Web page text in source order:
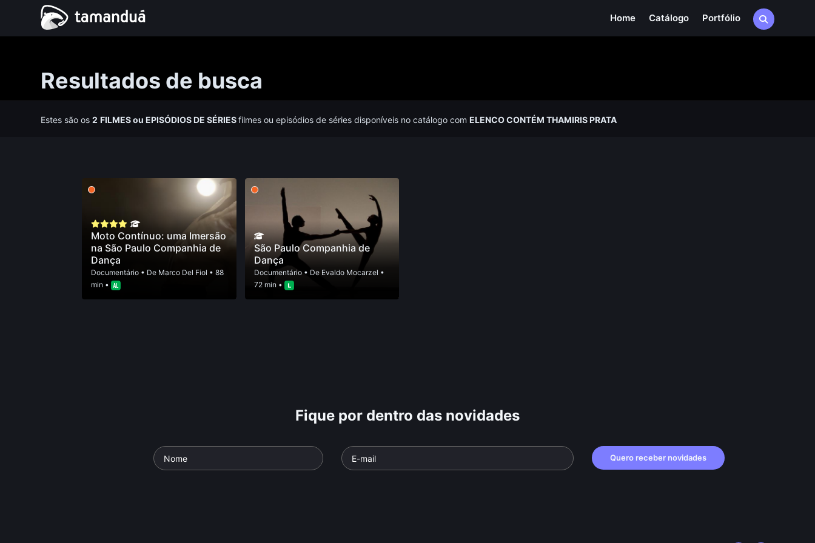
Home Catálogo Portfólio
Resultados de busca
Estes são os2 FILMESou EPISÓDIOS DE SÉRIESfilmes ou episódios de séries disponíveis no catálogo comELENCO CONTÉM THAMIRIS PRATA
Moto Contínuo: uma Imersão
na São Paulo Companhia de
Dança
Documentário• De Marco Del Fiol • 88
min •
São Paulo Companhia de
Dança
Documentário• De Evaldo Mocarzel •
72 min •
Fique por dentro das novidades
Quero receber novidades